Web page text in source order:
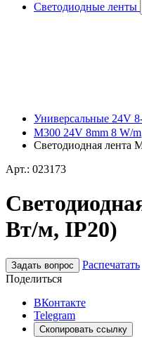
Светодиодные ленты
Универсальные 24V
M300 24V 8mm 8 W/m
Светодиодная лента
Арт.: 023173
Вт/м, IP20)
Задать вопрос
Распечатать
Поделиться
ВКонтакте
Telegram
Скопировать ссылку